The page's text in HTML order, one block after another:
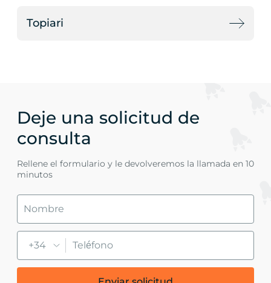
Topiari
Deje una solicitud de
consulta
Rellene el formulario y le devolveremos la llamada en 10
minutos
+34